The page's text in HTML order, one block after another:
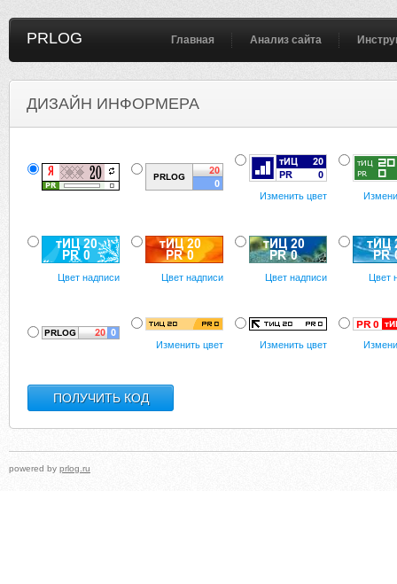
PRLOG Главная Анализ сайта
ДИЗАЙН ИНФОРМЕРА
Изменить цвет
Цвет надписи Цвет надписи Цвет надписи Цвет
Изменить цвет Изменить цвет
powered by prlog.ru